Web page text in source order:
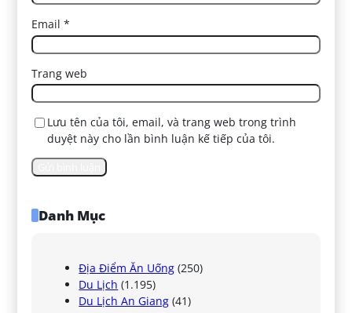
Email*
Trang web
Lưu tên của tôi, email, và trang web trong trình
duyệt này cho lần bình luận kế tiếp của tôi.
Danh Mục
Địa Điểm Ăn Uống (250)
Du Lịch (1.195)
Du Lịch An Giang (41)